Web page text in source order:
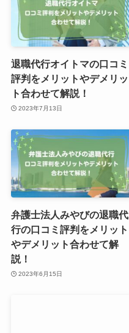
退職代行オイトマの口コミ
評判をメリットやデメリッ
ト合わせて解説！
2023年7月13日
弁護士法人みやびの退職代
行の口コミ評判をメリット
やデメリット合わせて解
説！
2023年6月15日